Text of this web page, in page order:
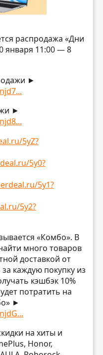
распродажа «Дни
января 11:00 — 8
►
►
5yZ?
5y0?
5y1?
5y2?
«Комбо». В
много товаров
доставкой от
каждую покупку из
кэшбэк 10%
потратить на
►
на хиты и
Honor,